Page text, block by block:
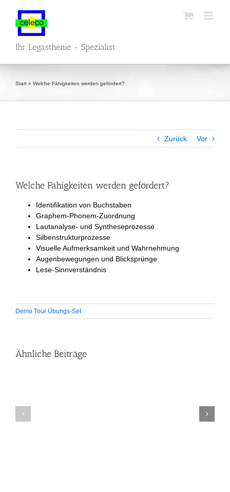
springen
Ihr Legasthenie - Spezialist
Start » Welche Fähigkeiten werden gefördert?
Zurück Vor
Welche Fähigkeiten werden gefördert?
Identifikation von Buchstaben
Graphem-Phonem-Zuordnung
Lautanalyse- und Syntheseprozesse
Silbenstrukturprozesse
Visuelle Aufmerksamkeit und Wahrnehmung
Augenbewegungen und Blicksprünge
Lese-Sinnverständnis
Demo Tour Übungs-Set
Ähnliche Beiträge